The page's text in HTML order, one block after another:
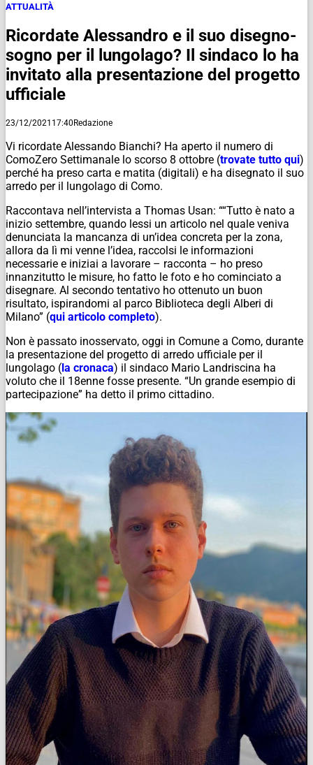
ATTUALITÀ
Ricordate Alessandro e il suo disegno-
sogno per il lungolago? Il sindaco lo ha
invitato alla presentazione del progetto
ufficiale
23/12/2021 17:40Redazione
Vi ricordate Alessando Bianchi? Ha aperto il numero di
ComoZero Settimanale lo scorso 8 ottobre (trovate tutto qui)
perché ha preso carta e matita (digitali) e ha disegnato il suo
arredo per il lungolago di Como.
Raccontava nell’intervista a Thomas Usan: ““Tutto è nato a
inizio settembre, quando lessi un articolo nel quale veniva
denunciata la mancanza di un’idea concreta per la zona,
allora da lì mi venne l’idea, raccolsi le informazioni
necessarie e iniziai a lavorare – racconta – ho preso
innanzitutto le misure, ho fatto le foto e ho cominciato a
disegnare. Al secondo tentativo ho ottenuto un buon
risultato, ispirandomi al parco Biblioteca degli Alberi di
Milano” (qui articolo completo).
Non è passato inosservato, oggi in Comune a Como, durante
la presentazione del progetto di arredo ufficiale per il
lungolago (la cronaca) il sindaco Mario Landriscina ha
voluto che il 18enne fosse presente. “Un grande esempio di
partecipazione” ha detto il primo cittadino.